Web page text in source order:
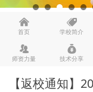
낀
首页
뀄
学校简介
뀡
师资力量
낐
技术分享
【返校通知】